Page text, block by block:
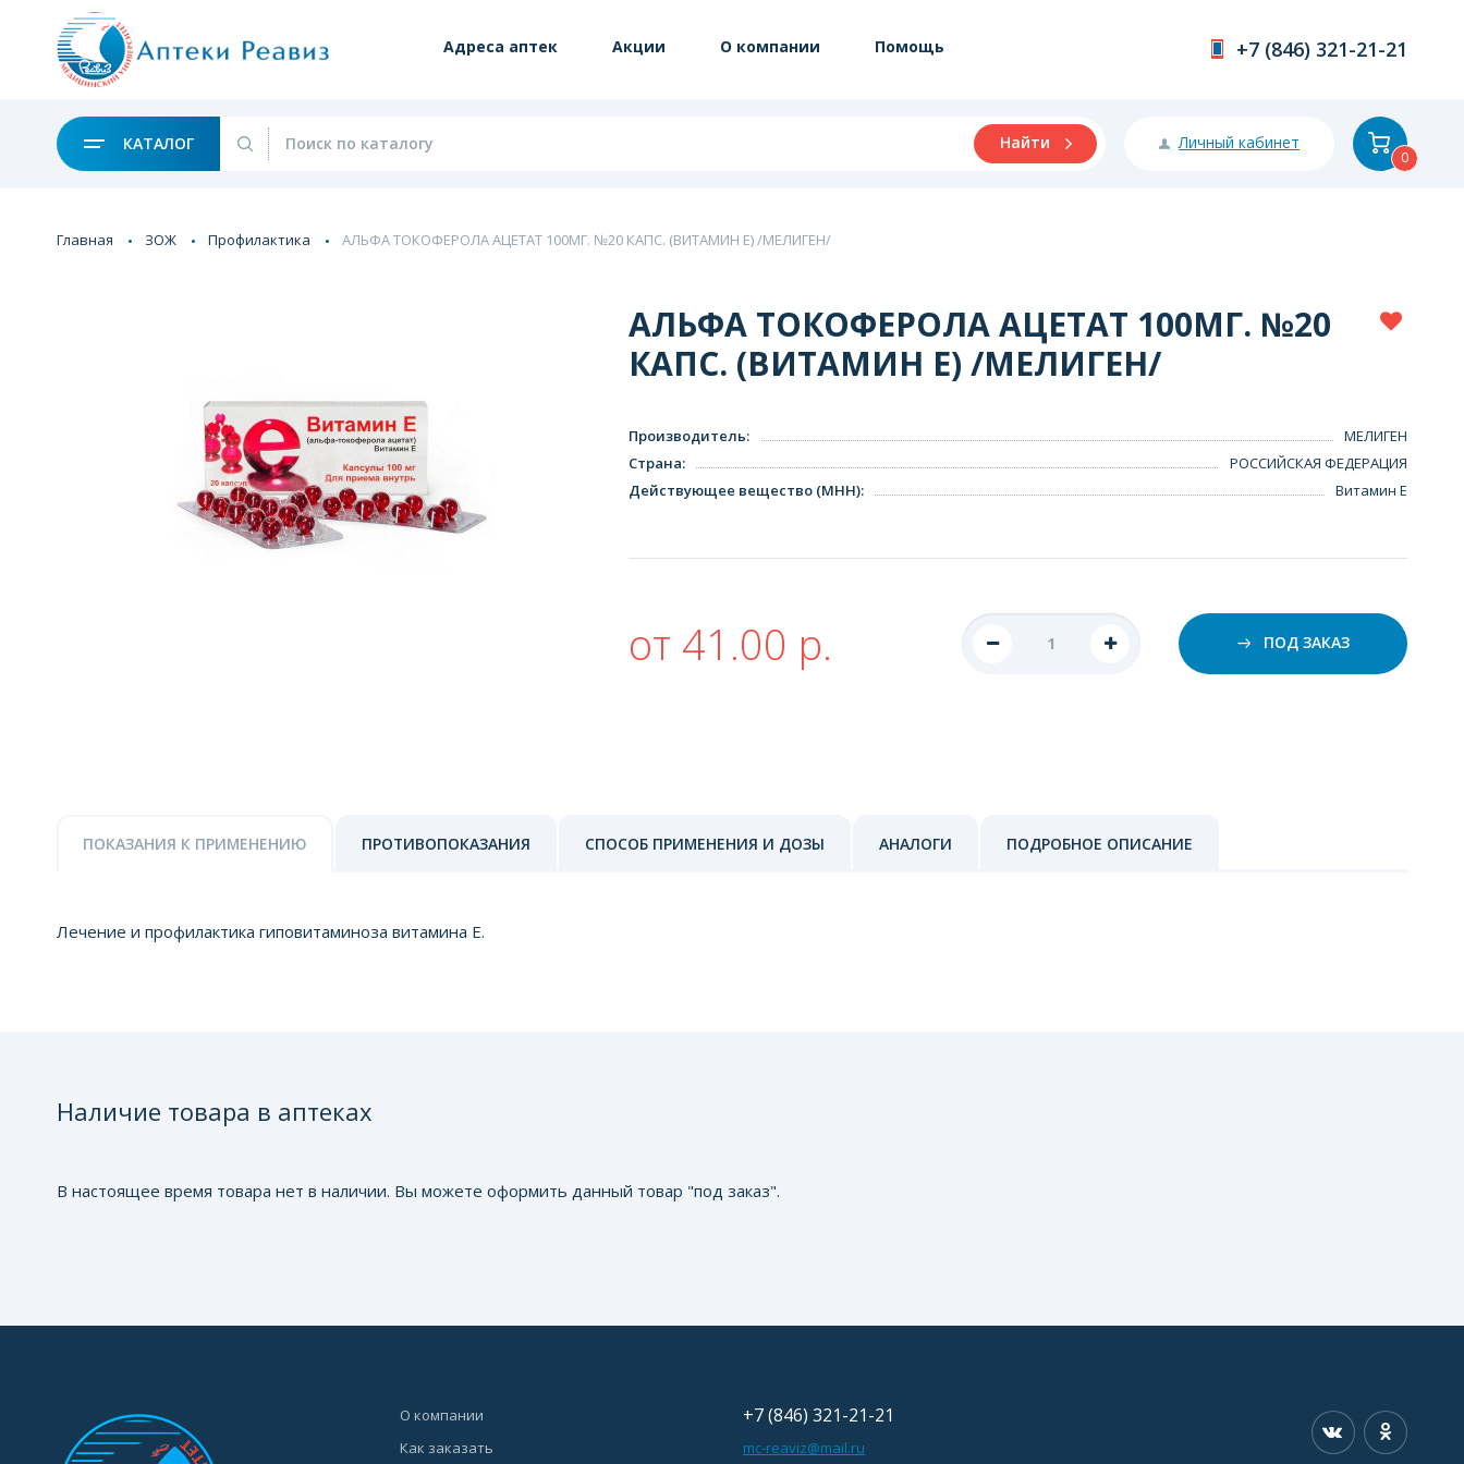
Адреса аптек Акции О компании Помощь +7 (846) 321-21-21
КАТАЛОГ Найти Личный кабинет
0
Главная ЗОЖ Профилактика АЛЬФА ТОКОФЕРОЛА АЦЕТАТ 100МГ. №20 КАПС. (ВИТАМИН Е) /МЕЛИГЕН/
АЛЬФА ТОКОФЕРОЛА АЦЕТАТ 100МГ. №20
КАПС. (ВИТАМИН Е) /МЕЛИГЕН/
Производитель:
МЕЛИГЕН
Страна:
РОССИЙСКАЯ ФЕДЕРАЦИЯ
Действующее вещество (МНН): Витамин Е
от 41.00 р. ПОД ЗАКАЗ
ПОКАЗАНИЯ К ПРИМЕНЕНИЮ ПРОТИВОПОКАЗАНИЯ СПОСОБ ПРИМЕНЕНИЯ И ДОЗЫ АНАЛОГИ ПОДРОБНОЕ ОПИСАНИЕ
Лечение и профилактика гиповитаминоза витамина Е.
Наличие товара в аптеках
В настоящее время товара нет в наличии. Вы можете оформить данный товар "под заказ".
О компании
Как заказать
+7 (846) 321-21-21
mc-reaviz@mail.ru